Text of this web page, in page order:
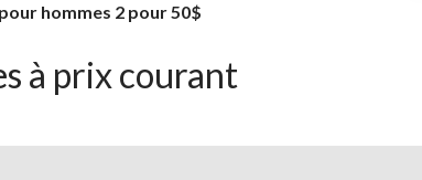
hommes 2 pour 50$
à prix courant